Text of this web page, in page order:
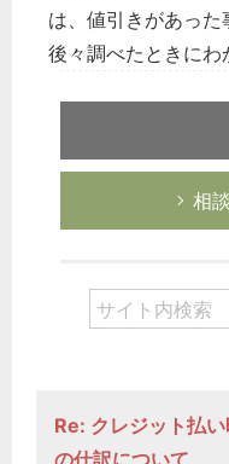
は、値引きがあった
後々調べたときにわ
相
Re: クレジット払
どのカテゴ
選択してく
税務経
企業法務